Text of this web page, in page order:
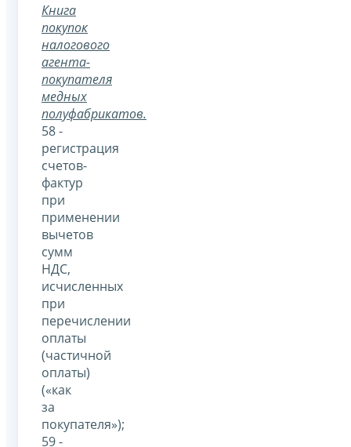
Книга
покупок
налогового
агента-
покупателя
медных
полуфабрикатов.
58 -
регистрация
счетов-
фактур
при
применении
вычетов
сумм
НДС,
исчисленных
при
перечислении
оплаты
(частичной
оплаты)
(«как
за
покупателя»);
59 -